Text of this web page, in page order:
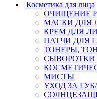
Косметика для лица
ОЧИЩЕНИЕ
МАСКИ ДЛЯ
КРЕМ ДЛЯ
ПАТЧИ ДЛЯ
ТОНЕРЫ,
СЫВОРОТКИ
МИСТЫ
УХОД ЗА